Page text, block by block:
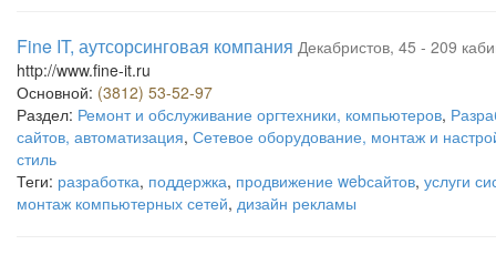
Fine IT, аутсорсинговая компания Декабристов, 45 - 209
http://www.fine-it.ru
Основной: (3812) 53-52-97
Раздел: Ремонт и обслуживание оргтехники, компьютеров,
сайтов, автоматизация, Сетевое оборудование, монтаж и
стиль
Теги: разработка, поддержка, продвижение webсайтов, услуги
монтаж компьютерных сетей, дизайн рекламы